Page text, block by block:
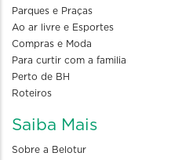
Parques e Praças
Ao ar livre e Esportes
Compras e Moda
Para curtir com a familia
Perto de BH
Roteiros
Saiba Mais
Sobre a Belotur